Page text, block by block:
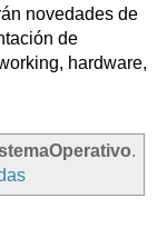
novedades de
de
hardware,
.